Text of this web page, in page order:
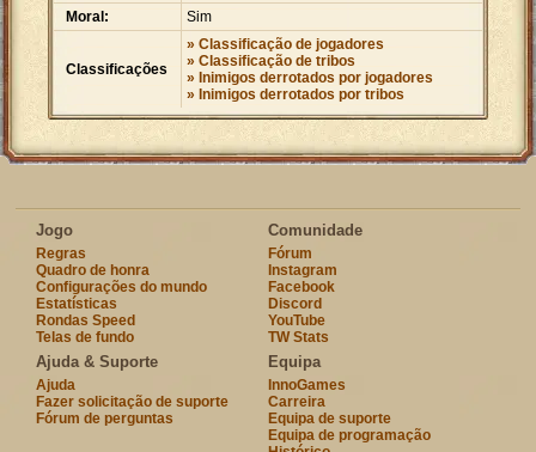
Moral: Sim
Classificações
» Classificação de jogadores
» Classificação de tribos
» Inimigos derrotados por jogadores
» Inimigos derrotados por tribos
Jogo
Regras
Quadro de honra
Configurações do mundo
Estatísticas
Rondas Speed
Telas de fundo
Comunidade
Fórum
Instagram
Facebook
Discord
YouTube
TW Stats
Ajuda & Suporte
Ajuda
Fazer solicitação de suporte
Fórum de perguntas
Equipa
InnoGames
Carreira
Equipa de suporte
Equipa de programação